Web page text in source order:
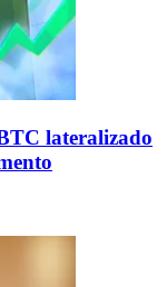
lateralizado